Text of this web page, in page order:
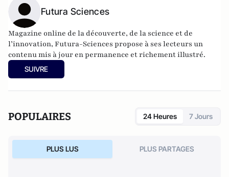
Futura Sciences
Magazine online de la découverte, de la science et de
l’innovation, Futura-Sciences propose à ses lecteurs un
contenu mis à jour en permanence et richement illustré.
SUIVRE
POPULAIRES 24 Heures 7 Jours
PLUS LUS PLUS PARTAGES